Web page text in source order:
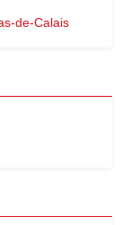
de-Calais